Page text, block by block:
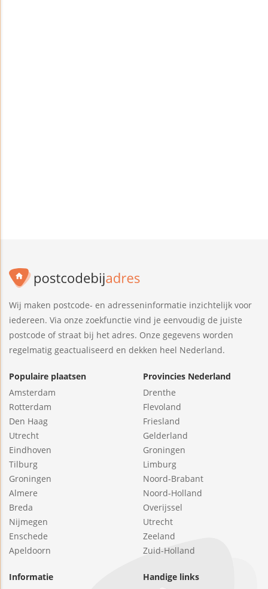
Wij maken postcode- en adresseninformatie inzichtelijk voor
iedereen. Via onze zoekfunctie vind je eenvoudig de juiste
postcode of straat bij het adres. Onze gegevens worden
regelmatig geactualiseerd en dekken heel Nederland.
Populaire plaatsen
Amsterdam
Rotterdam
Den Haag
Utrecht
Eindhoven
Tilburg
Groningen
Almere
Breda
Nijmegen
Enschede
Apeldoorn
Provincies Nederland
Drenthe
Flevoland
Friesland
Gelderland
Groningen
Limburg
Noord-Brabant
Noord-Holland
Overijssel
Utrecht
Zeeland
Zuid-Holland
Informatie
Handige links